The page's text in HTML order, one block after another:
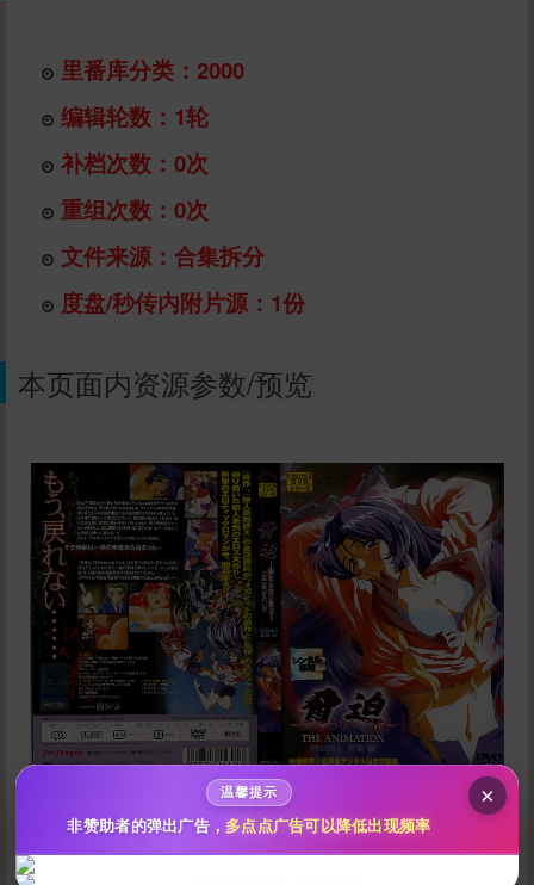
给im back temporary打赏
10分 50 分 100分
200 500 分 自定义
里番库分类：2000
编辑轮数：1轮
补档次数：0次
重组次数：0次
文件来源：合集拆分
度盘/秒传内附片源：1份
本页面内资源参数/预览
[里番库]脅迫 ～終わらない明日～
秒传文本链接
点击全选
×
温馨提示
非赞助者的弹出广告， 多点点广告可以降低出现频率